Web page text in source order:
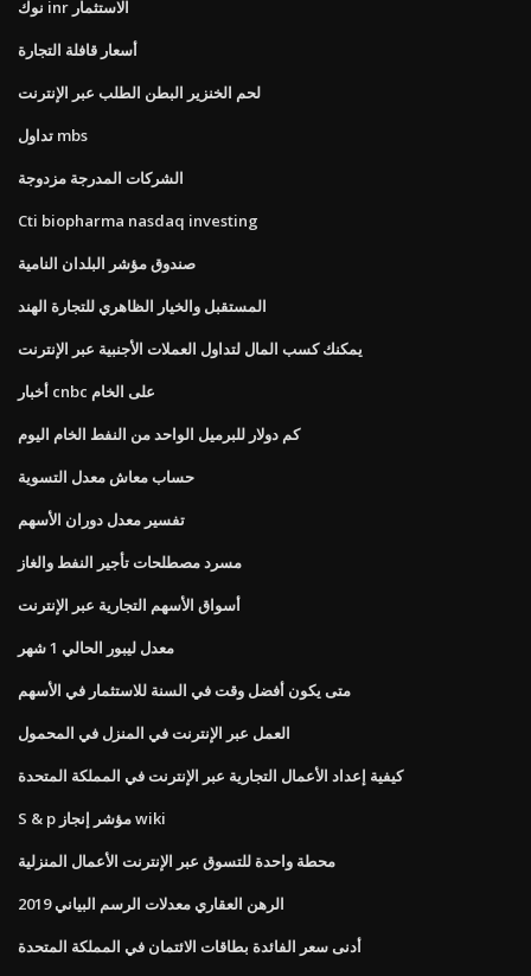
نوك inr الاستثمار
أسعار قافلة التجارة
لحم الخنزير البطن الطلب عبر الإنترنت
تداول mbs
الشركات المدرجة مزدوجة
Cti biopharma nasdaq investing
صندوق مؤشر البلدان النامية
المستقبل والخيار الظاهري للتجارة الهند
يمكنك كسب المال لتداول العملات الأجنبية عبر الإنترنت
أخبار cnbc على الخام
كم دولار للبرميل الواحد من النفط الخام اليوم
حساب معاش معدل التسوية
تفسير معدل دوران الأسهم
مسرد مصطلحات تأجير النفط والغاز
أسواق الأسهم التجارية عبر الإنترنت
معدل ليبور الحالي 1 شهر
متى يكون أفضل وقت في السنة للاستثمار في الأسهم
العمل عبر الإنترنت في المنزل في المحمول
كيفية إعداد الأعمال التجارية عبر الإنترنت في المملكة المتحدة
S & p مؤشر إنجاز wiki
محطة واحدة للتسوق عبر الإنترنت الأعمال المنزلية
الرهن العقاري معدلات الرسم البياني 2019
أدنى سعر الفائدة بطاقات الائتمان في المملكة المتحدة